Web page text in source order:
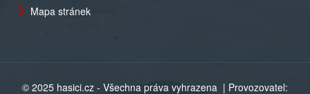
Mapa stránek
© 2025 hasici.cz - Všechna práva vyhrazena | Provozovatel: